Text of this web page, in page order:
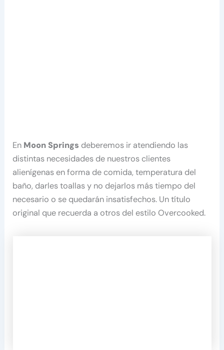
En Moon Springs deberemos ir atendiendo las
distintas necesidades de nuestros clientes
alienígenas en forma de comida, temperatura del
baño, darles toallas y no dejarlos más tiempo del
necesario o se quedarán insatisfechos. Un título
original que recuerda a otros del estilo Overcooked.